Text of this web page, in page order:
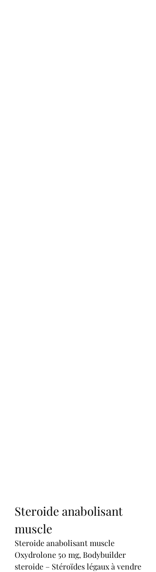
Steroide anabolisant
muscle
Steroide anabolisant muscle
Oxydrolone 50 mg, Bodybuilder
steroide – Stéroïdes légaux à vendre